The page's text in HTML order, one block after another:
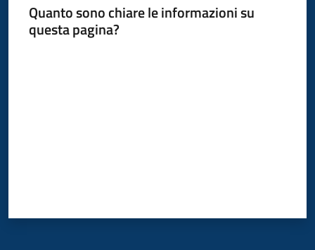
Quanto sono chiare le informazioni su
questa pagina?